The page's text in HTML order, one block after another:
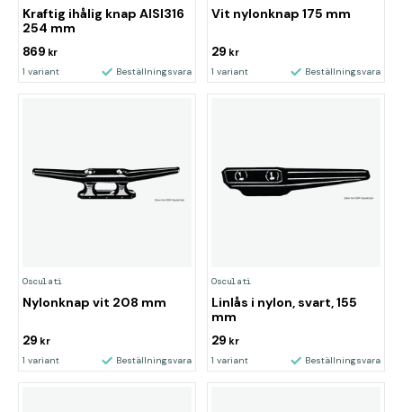
Kraftig ihålig knap AISI316
254 mm
869 kr
1 variant Beställningsvara
Vit nylonknap 175 mm
29 kr
1 variant Beställningsvara
Osculati
Nylonknap vit 208 mm
29 kr
1 variant Beställningsvara
Osculati
Linlås i nylon, svart, 155
mm
29 kr
1 variant Beställningsvara